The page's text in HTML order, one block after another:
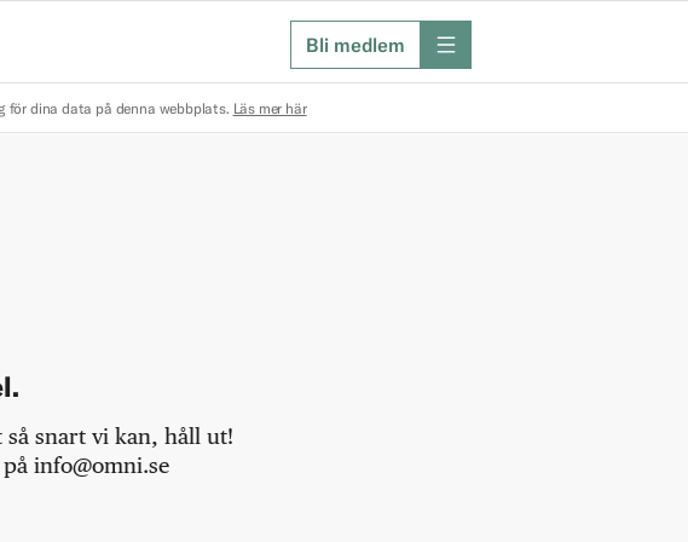
Bli medlem meny
för dina data på denna webbplats. Läs mer här
snart vi kan, håll ut!
info@omni.se